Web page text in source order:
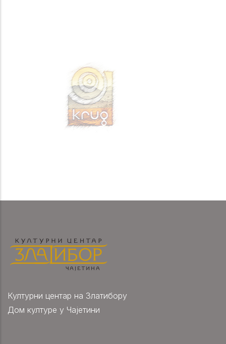
Културни центар на Златибору
Дом културе у Чајетини